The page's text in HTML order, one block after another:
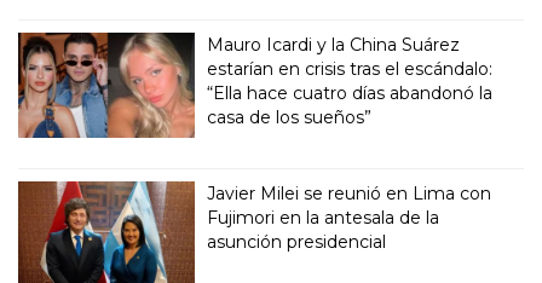
Mauro Icardi y la China Suárez
estarían en crisis tras el escándalo:
“Ella hace cuatro días abandonó la
casa de los sueños”
Javier Milei se reunió en Lima con
Fujimori en la antesala de la
asunción presidencial